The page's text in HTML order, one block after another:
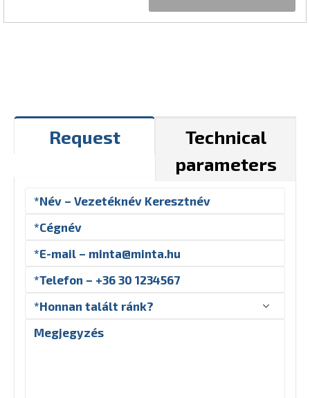
Request
Technical
parameters